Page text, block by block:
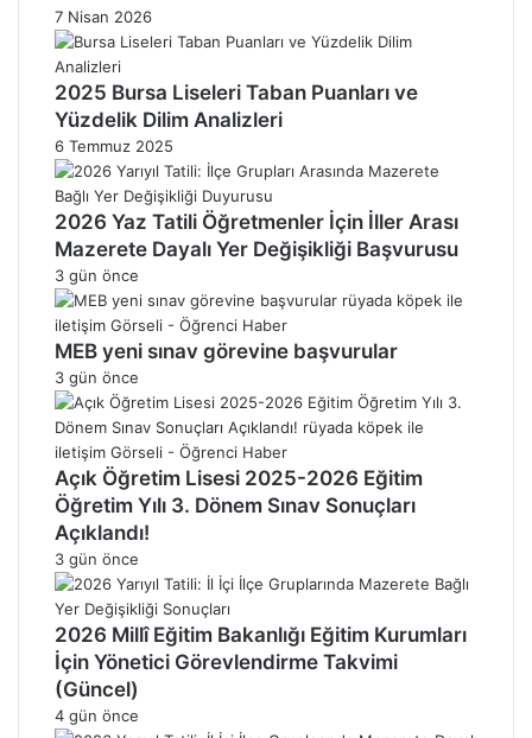
7 Nisan 2026
2025 Bursa Liseleri Taban Puanları ve
Yüzdelik Dilim Analizleri
6 Temmuz 2025
2026 Yaz Tatili Öğretmenler İçin İller Arası
Mazerete Dayalı Yer Değişikliği Başvurusu
3 gün önce
MEB yeni sınav görevine başvurular
3 gün önce
Açık Öğretim Lisesi 2025-2026 Eğitim
Öğretim Yılı 3. Dönem Sınav Sonuçları
Açıklandı!
3 gün önce
2026 Millî Eğitim Bakanlığı Eğitim Kurumları
İçin Yönetici Görevlendirme Takvimi
(Güncel)
4 gün önce